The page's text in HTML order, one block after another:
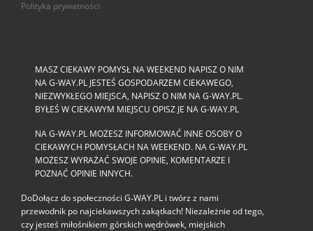
Polityka prywatności
MASZ CIEKAWY POMYSŁ NA WEEKEND NAPISZ O NIM
NA G-WAY.PL JESTEŚ GOSPODARZEM CIEKAWEGO,
NIEZWYKŁEGO MIEJSCA, NAPISZ O NIM NA G-WAY.PL.
BYŁEŚ W CIEKAWYM MIEJSCU OPISZ JE NA G-WAY.PL
NA G-WAY.PL MOŻESZ INFORMOWAĆ INNE OSOBY O
CIEKAWYCH POMYSŁACH NA WEEKEND. NA G-WAY.PL
MOŻESZ WYRAŻAĆ SWOJE OPINIE, KOMENTARZE I
POZNAĆ OPINIE INNYCH.
DoDołącz do społeczności G‑WAY.PL i twórz z nami
przewodnik po najciekawszych zakątkach! Niezależnie od tego,
czy jesteś miłośnikiem górskich wędrówek, miejskich